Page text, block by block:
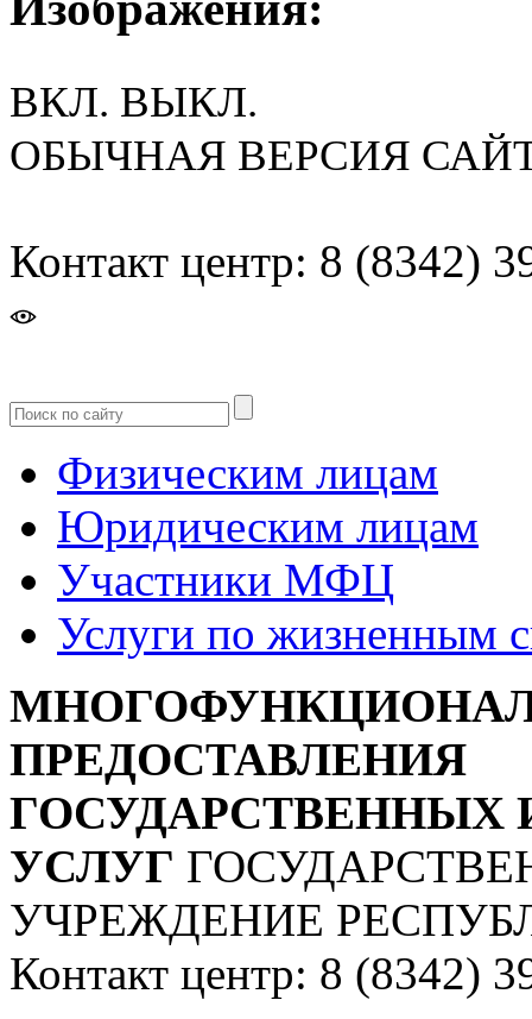
ВКЛ. ВЫКЛ.
ОБЫЧНАЯ ВЕРСИЯ
Контакт центр: 8 (8342)
Физическим лицам
Юридическим лицам
Участники МФЦ
Услуги по жизненным
ПРЕДОСТАВЛЕНИЯ
УСЛУГ
УЧРЕЖДЕНИЕ
Контакт центр: 8 (8342)